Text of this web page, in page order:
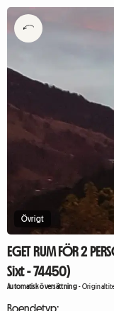
Övrigt
EGET RUM FÖR 2
Sixt - 74450)
Automatisk översättning-
Boendetyp: